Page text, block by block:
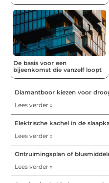
De basis voor een
bijeenkomst die vanzelf loopt
Diamantboor kiezen voor
Lees verder »
Elektrische kachel in de
Lees verder »
Ontruimingsplan of
Lees verder »